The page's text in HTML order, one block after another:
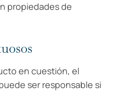
propiedades de
en cuestión, el
ser responsable si